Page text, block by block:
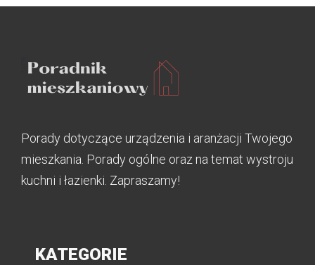
Porady dotyczące urządzenia i aranżacji Twojego
mieszkania. Porady ogólne oraz na temat wystroju
kuchni i łazienki. Zapraszamy!
KATEGORIE